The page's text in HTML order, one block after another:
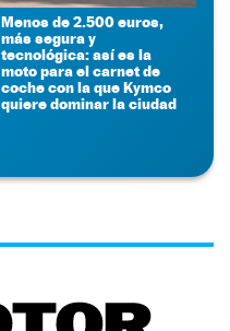
Menos de 2.500 euros,
más segura y
tecnológica: así es la
moto para el carnet de
coche con la que Kymco
quiere dominar la ciudad